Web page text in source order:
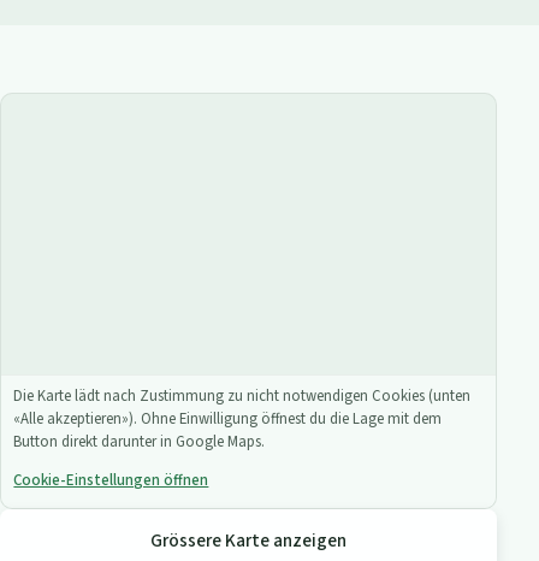
Die Karte lädt nach Zustimmung zu nicht notwendigen Cookies (unten
«Alle akzeptieren»). Ohne Einwilligung öffnest du die Lage mit dem
Button direkt darunter in Google Maps.
Cookie-Einstellungen öffnen
Grössere Karte anzeigen